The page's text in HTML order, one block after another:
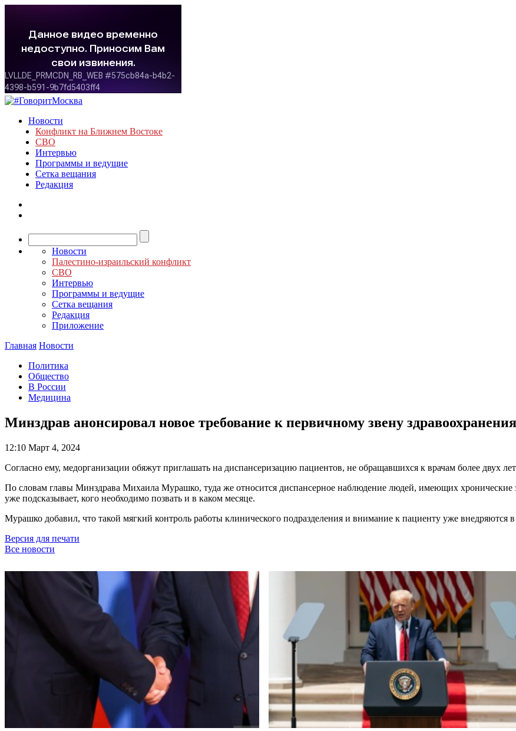
Новости
Конфликт на Ближнем Востоке
СВО
Интервью
Программы и ведущие
Сетка вещания
Редакция
Новости
Палестино-израильский конфликт
СВО
Интервью
Программы и ведущие
Сетка вещания
Редакция
Приложение
Главная Новости
Политика
Общество
В России
Медицина
Минздрав анонсировал новое требование к первичному звену здравоохранения
12:10 Март 4, 2024
Согласно ему, медорганизации обяжут приглашать на диспансеризацию пациентов, не обращавшихся к врачам более двух
По словам главы Минздрава Михаила Мурашко, туда же относится диспансерное наблюдение людей, имеющих
уже подсказывает, кого необходимо позвать и в каком месяце.
Мурашко добавил, что такой мягкий контроль работы клинического подразделения и внимание к пациенту уже внедряются
Версия для печати
Все новости